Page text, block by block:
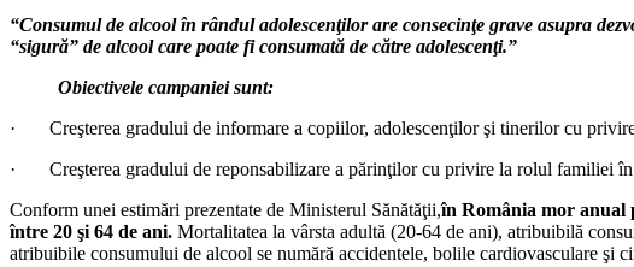
“Consumul de alcool în rândul adolescenţilor are consecinţe grave asupra
“sigură” de alcool care poate fi consumată de către adolescenţi.”
Obiectivele campaniei sunt:
· Creşterea gradului de informare a copiilor, adolescenţilor şi tinerilor cu
· Creşterea gradului de reponsabilizare a părinţilor cu privire la rolul familiei în
Conform unei estimări prezentate de Ministerul Sănătăţii,în România mor anual
între 20 şi 64 de ani. Mortalitatea la vârsta adultă (20-64 de ani), atribuibilă
atribuibile consumului de alcool se numără accidentele, bolile cardiovasculare şi